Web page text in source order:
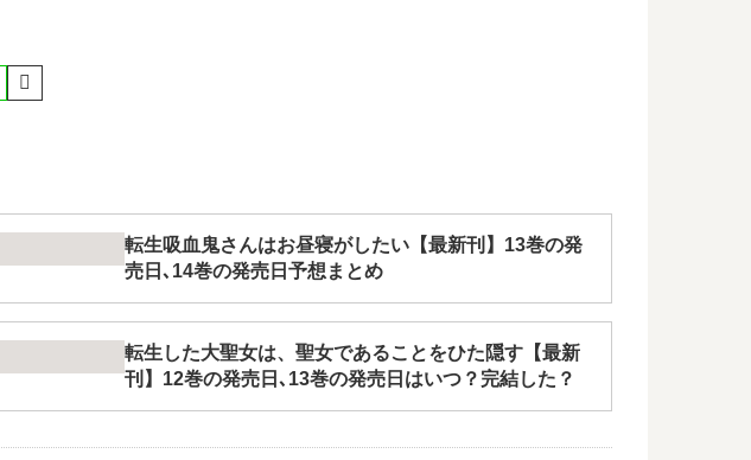
転生吸血鬼さんはお昼寝がしたい【最新刊】13巻の発
売日､14巻の発売日予想まとめ
転生した大聖女は、聖女であることをひた隠す【最新
刊】12巻の発売日､13巻の発売日はいつ？完結した？